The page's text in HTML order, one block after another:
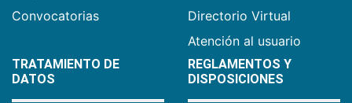
Convocatorias
Directorio Virtual
Atención al usuario
TRATAMIENTO DE
DATOS
REGLAMENTOS Y
DISPOSICIONES